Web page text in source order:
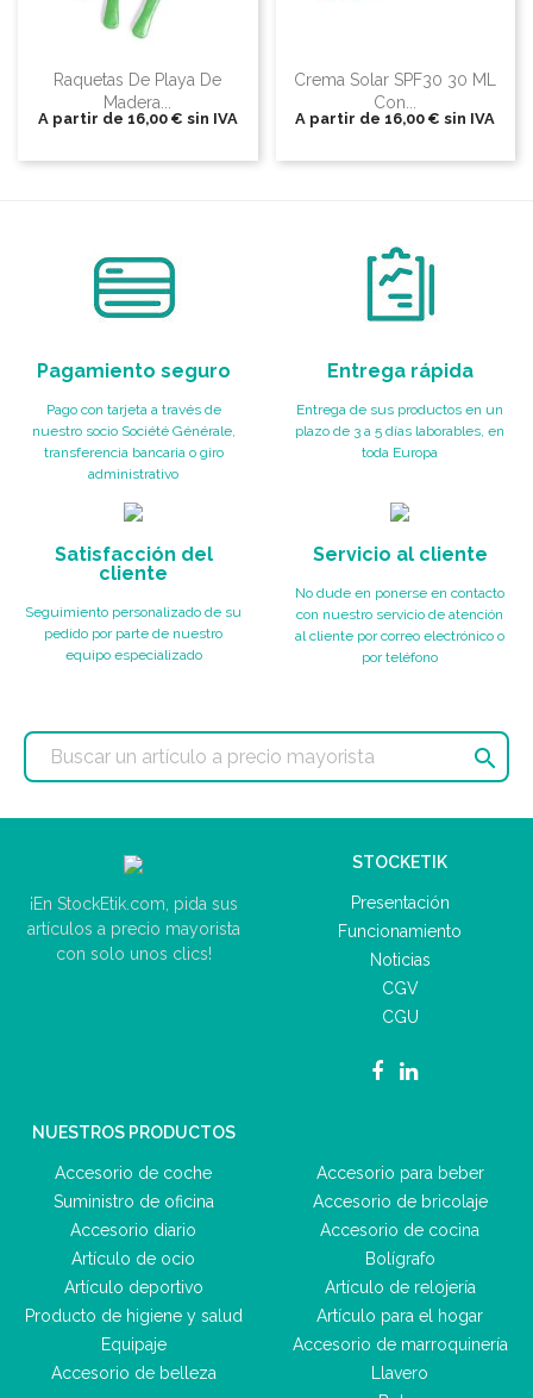
Raquetas De Playa De
Madera...
A partir de 16,00 € sin IVA
Crema Solar SPF30 30 ML
Con...
A partir de 16,00 €sin IVA
Pagamiento seguro
Pago con tarjeta a través de
nuestro socio Société Générale,
transferencia bancaria o giro
administrativo
Entrega rápida
Entrega de sus productos en un
plazo de 3 a 5 días laborables, en
toda Europa
Satisfacción del
cliente
Seguimiento personalizado de su
pedido por parte de nuestro
equipo especializado
Servicio al cliente
No dude en ponerse en contacto
con nuestro servicio de atención
al cliente por correo electrónico o
por teléfono

¡En StockEtik.com, pida sus
artículos a precio mayorista
con solo unos clics!
STOCKETIK
Presentación
Funcionamiento
Noticias
CGV
CGU
NUESTROS PRODUCTOS
Accesorio de coche
Suministro de oficina
Accesorio diario
Artículo de ocio
Artículo deportivo
Producto de higiene y salud
Equipaje
Accesorio de belleza
Accesorio para beber
Accesorio de bricolaje
Accesorio de cocina
Bolígrafo
Artículo de relojería
Artículo para el hogar
Accesorio de marroquinería
Llavero